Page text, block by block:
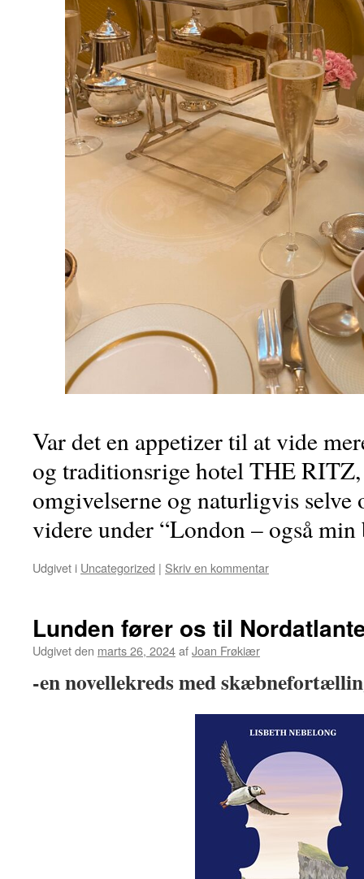
Var det en appetizer til at vide
og traditionsrige hotel THE
omgivelserne og naturligvis selve
videre under “London – også min
Udgivet i Uncategorized | Skriv en kommentar
Lunden fører os til
Udgivet den marts 26, 2024afJoan Frøkiær
-en novellekreds med